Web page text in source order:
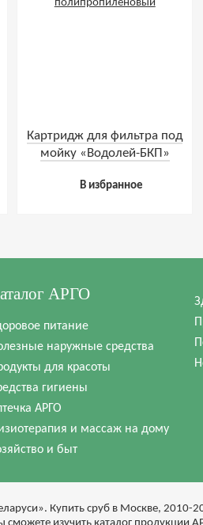
Картридж для фильтра под
мойку «Водолей-БКП»
В избранное
АРГО
питание
наружные средства
для красоты
гигиены
АРГО
и массаж на дому
и быт
Купить сруб в Москве, 2010-